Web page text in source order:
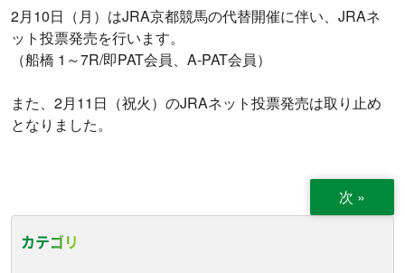
2月10日（月）はJRA京都競馬の代替開催に伴い、JRAネ
ット投票発売を行います。
（船橋 1～7R/即PAT会員、A-PAT会員）
また、2月11日（祝火）のJRAネット投票発売は取り止め
となりました。
次 »
カテゴリ